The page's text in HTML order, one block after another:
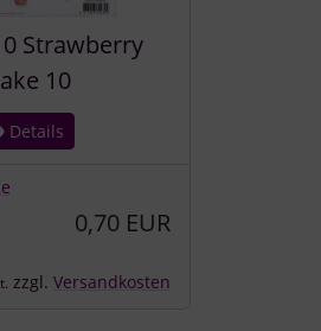
Strawberry
10
Details
0,70 EUR
zzgl. Versandkosten